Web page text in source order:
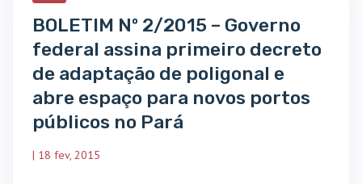
BOLETIM Nº 2/2015 – Governo
federal assina primeiro decreto
de adaptação de poligonal e
abre espaço para novos portos
públicos no Pará
| 18 fev, 2015